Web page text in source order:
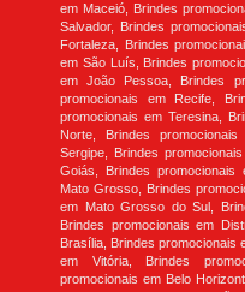
em Maceió, Brindes
Salvador, Brindes
Fortaleza, Brindes
em São Luís, Brindes
em João Pessoa, Brindes
promocionais em Recife,
promocionais em Teresina,
Norte, Brindes
Sergipe, Brindes
Goiás, Brindes promocionais
Mato Grosso, Brindes
em Mato Grosso do Sul,
Brindes promocionais em
Brasília, Brindes promocionais
em Vitória, Brindes
promocionais em Belo